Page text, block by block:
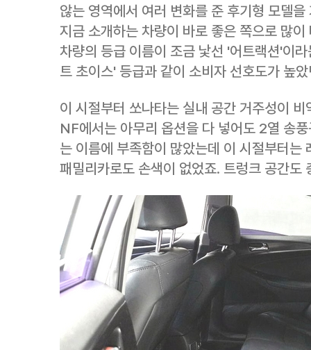
않는 영역에서 여러 변화를 준 후기형 모델
지금 소개하는 차량이 바로 좋은 쪽으로 많
차량의 등급 이름이 조금 낯선 '어트랙션'이
트 초이스' 등급과 같이 소비자 선호도가 높
이 시절부터 쏘나타는 실내 공간 거주성이
NF에서는 아무리 옵션을 다 넣어도 2열 송
는 이름에 부족함이 많았는데 이 시절부터는
패밀리카로도 손색이 없었죠. 트렁크 공간도